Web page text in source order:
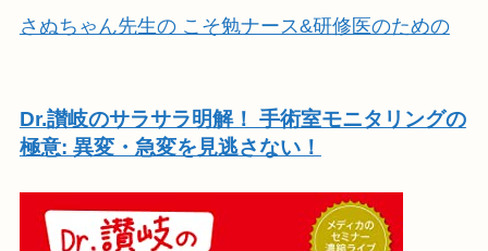
さぬちゃん先生の こそ勉ナース&研修医のための
Dr.讃岐のサラサラ明解！ 手術室モニタリングの
極意: 異変・急変を見逃さない！